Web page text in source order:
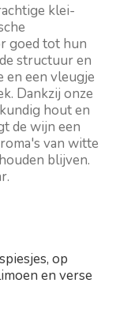
klei-
goed tot hun
structuur en
en een vleugje
Dankzij onze
hout en
de wijn een
van witte
blijven.
op
en verse